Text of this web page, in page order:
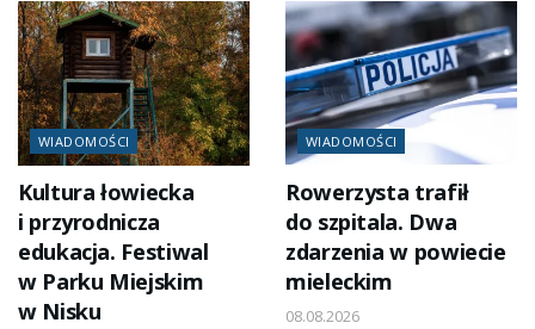
WIADOMOŚCI
Kultura łowiecka
i przyrodnicza
edukacja. Festiwal
w Parku Miejskim
w Nisku
WIADOMOŚCI
Rowerzysta trafił
do szpitala. Dwa
zdarzenia w powiecie
mieleckim
08.08.2026